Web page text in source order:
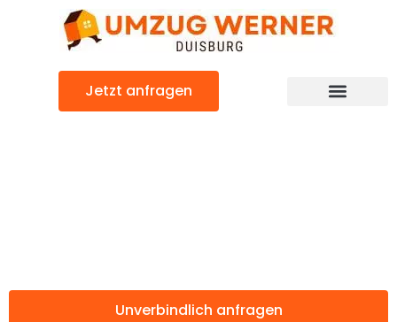
Jetzt anfragen
Unverbindlich anfragen